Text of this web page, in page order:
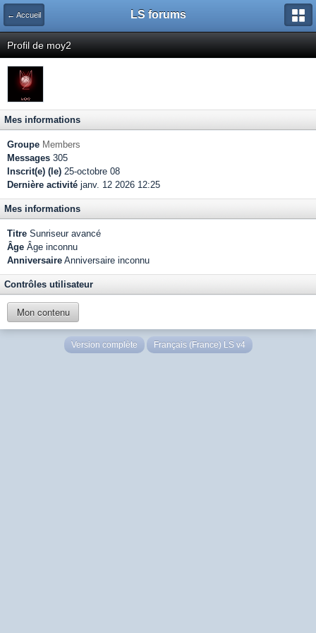
← Accueil LS forums
Profil de moy2
Mes informations
Groupe Members
Messages 305
Inscrit(e) (le) 25-octobre 08
Dernière activité janv. 12 2026 12:25
Mes informations
Titre Sunriseur avancé
Âge Âge inconnu
Anniversaire Anniversaire inconnu
Contrôles utilisateur
Mon contenu
Version complète Français (France) LS v4